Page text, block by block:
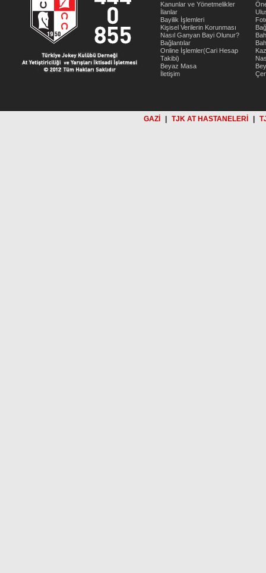
Kanunlar ve Yönetmelikler
İlanlar
Bayilik İşlemleri
Kişisel Verilerin Korunması
Nasıl Ganyan Bayi Olunur?
Bağlantılar
Online İşlemler(Cari Hesap
Takibi)
Beyaz Masa
İletişim
GAZİ TJK AT HASTANELERİ